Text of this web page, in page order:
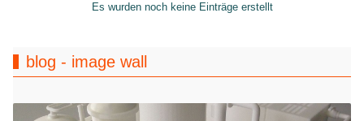
Es wurden noch keine Einträge erstellt
blog - image wall